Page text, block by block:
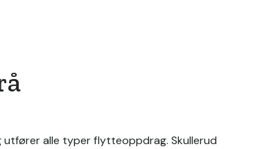
alle typer flytteoppdrag. Skullerud